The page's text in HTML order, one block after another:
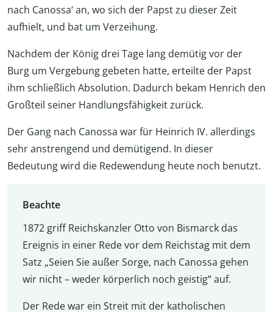
nach Canossa‘ an, wo sich der Papst zu dieser Zeit
aufhielt, und bat um Verzeihung.
Nachdem der König drei Tage lang demütig vor der
Burg um Vergebung gebeten hatte, erteilte der Papst
ihm schließlich Absolution. Dadurch bekam Henrich den
Großteil seiner Handlungsfähigkeit zurück.
Der Gang nach Canossa war für Heinrich IV. allerdings
sehr anstrengend und demütigend. In dieser
Bedeutung wird die Redewendung heute noch benutzt.
Beachte
1872 griff Reichskanzler Otto von Bismarck das
Ereignis in einer Rede vor dem Reichstag mit dem
Satz „Seien Sie außer Sorge, nach Canossa gehen
wir nicht – weder körperlich noch geistig“ auf.
Der Rede war ein Streit mit der katholischen